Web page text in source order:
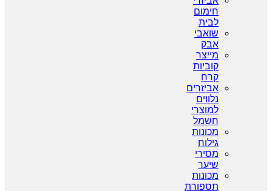
חימום
לבית
שואבי
אבק
מייצר
קוביות
קרח
אביזרים
נלווים
למוצרי
חשמל
מכונות
גילוח
מסירי
שיער
מכונות
תספורת